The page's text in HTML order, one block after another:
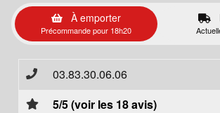
À emporter
Précommande pour 18h20
03.83.30.06.06
5/5 (voir les 18 avis)